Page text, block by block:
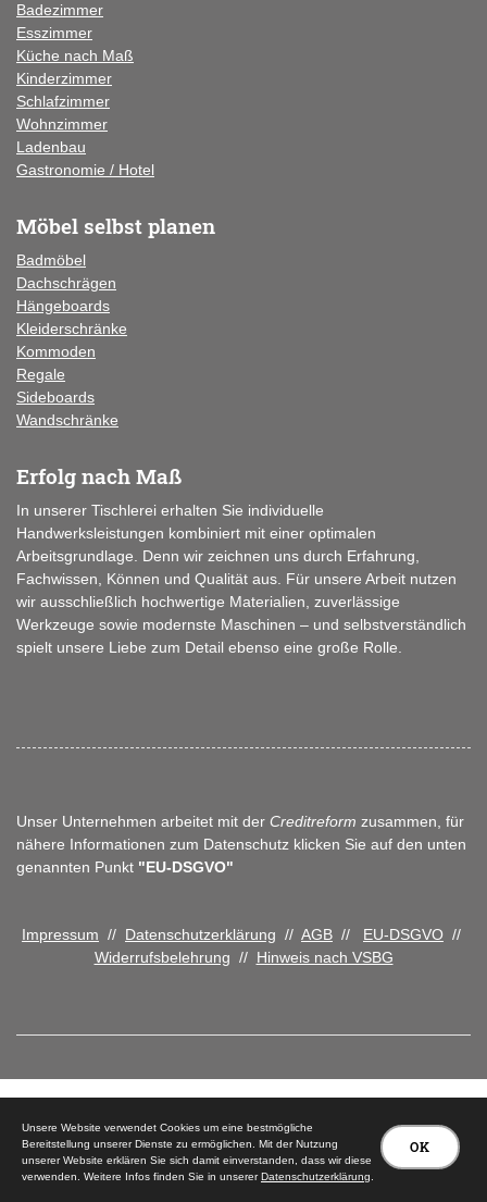
Badezimmer
Esszimmer
Küche nach Maß
Kinderzimmer
Schlafzimmer
Wohnzimmer
Ladenbau
Gastronomie / Hotel
Möbel selbst planen
Badmöbel
Dachschrägen
Hängeboards
Kleiderschränke
Kommoden
Regale
Sideboards
Wandschränke
Erfolg nach Maß
In unserer Tischlerei erhalten Sie individuelle
Handwerksleistungen kombiniert mit einer optimalen
Arbeitsgrundlage. Denn wir zeichnen uns durch Erfahrung,
Fachwissen, Können und Qualität aus. Für unsere Arbeit nutzen
wir ausschließlich hochwertige Materialien, zuverlässige
Werkzeuge sowie modernste Maschinen – und selbstverständlich
spielt unsere Liebe zum Detail ebenso eine große Rolle.
Unser Unternehmen arbeitet mit der Creditreform zusammen, für
nähere Informationen zum Datenschutz klicken Sie auf den unten
genannten Punkt "EU-DSGVO"
Impressum // Datenschutzerklärung // AGB // EU-DSGVO //
Widerrufsbelehrung // Hinweis nach VSBG
© 2026 Tischlerei Peter Carstensen
OK
Unsere Website verwendet Cookies um eine bestmögliche
Bereitstellung unserer Dienste zu ermöglichen. Mit der Nutzung
unserer Website erklären Sie sich damit einverstanden, dass wir diese
verwenden. Weitere Infos finden Sie in unsererDatenschutzerklärung